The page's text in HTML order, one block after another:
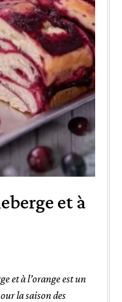
et à
et à l’orange est un
la saison des